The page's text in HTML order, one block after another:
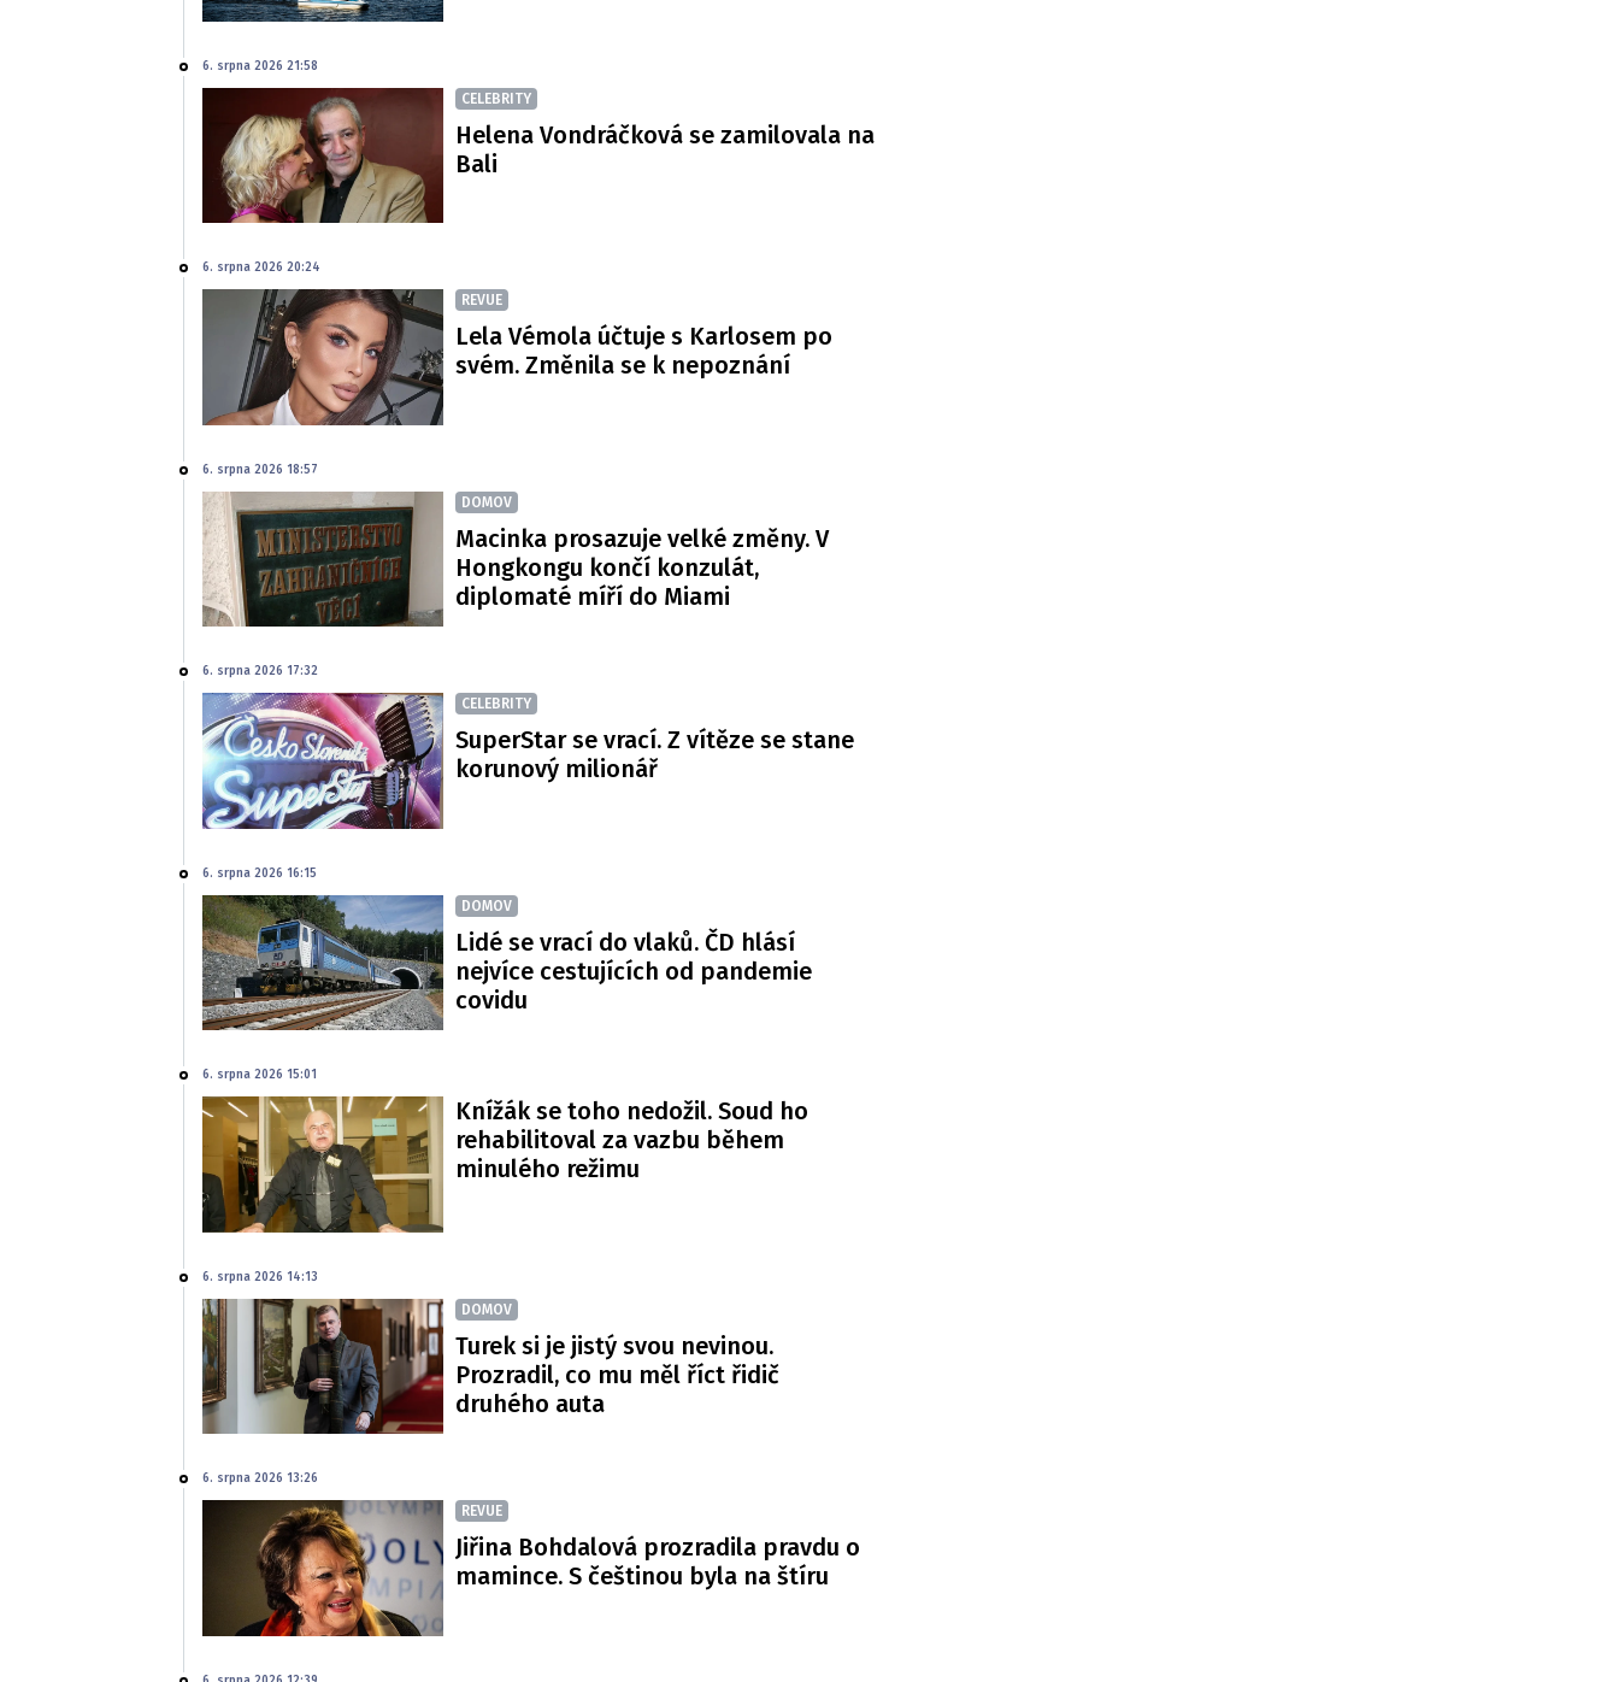
6. srpna 2026 21:58
CELEBRITY
Helena Vondráčková se zamilovala na
Bali
6. srpna 2026 20:24
REVUE
Lela Vémola účtuje s Karlosem po
svém. Změnila se k nepoznání
6. srpna 2026 18:57
DOMOV
Macinka prosazuje velké změny. V
Hongkongu končí konzulát,
diplomaté míří do Miami
6. srpna 2026 17:32
CELEBRITY
SuperStar se vrací. Z vítěze se stane
korunový milionář
6. srpna 2026 16:15
DOMOV
Lidé se vrací do vlaků. ČD hlásí
nejvíce cestujících od pandemie
covidu
6. srpna 2026 15:01
Knížák se toho nedožil. Soud ho
rehabilitoval za vazbu během
minulého režimu
6. srpna 2026 14:13
DOMOV
Turek si je jistý svou nevinou.
Prozradil, co mu měl říct řidič
druhého auta
6. srpna 2026 13:26
REVUE
Jiřina Bohdalová prozradila pravdu o
mamince. S češtinou byla na štíru